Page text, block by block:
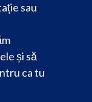
sau
și să
ca tu